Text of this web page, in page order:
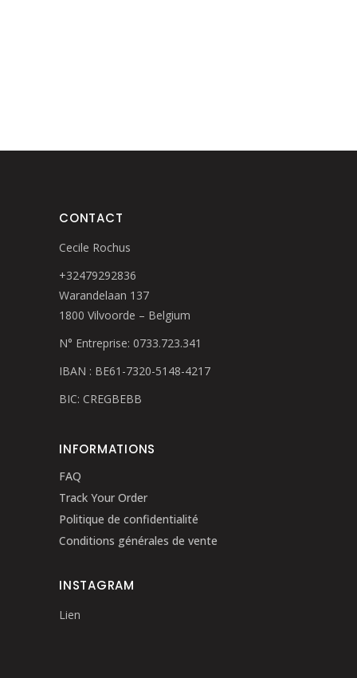
CONTACT
Cecile Rochus
+32479292836
Warandelaan 137
1800 Vilvoorde – Belgium
N° Entreprise: 0733.723.341
IBAN : BE61-7320-5148-4217
BIC: CREGBEBB
INFORMATIONS
FAQ
Track Your Order
Politique de confidentialité
Conditions générales de vente
INSTAGRAM
Lien